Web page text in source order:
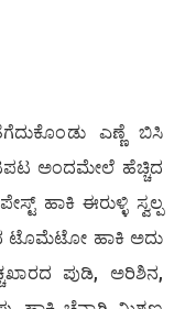
ಎಣ್ಣೆ ಬಿಸಿ
ಅಂದಮೇಲೆ ಹೆಚ್ಚಿದ
ಹಾಕಿ ಈರುಳ್ಳಿ ಸ್ವಲ್ಪ
ಟೊಮೆಟೋ ಹಾಕಿ ಅದು
ಪುಡಿ, ಅರಿಶಿನ,